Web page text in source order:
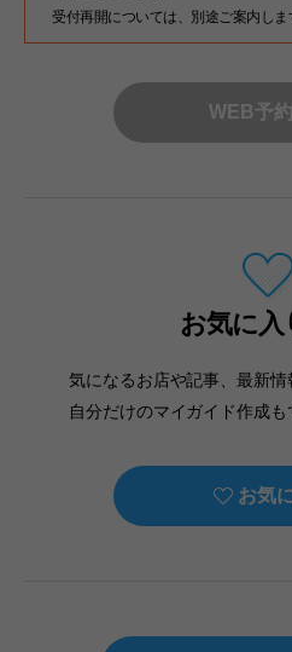
受付再開については、別途ご案内しま
WEB予
お気に入
気になるお店や記事、最新情
自分だけのマイガイド作成も
お気